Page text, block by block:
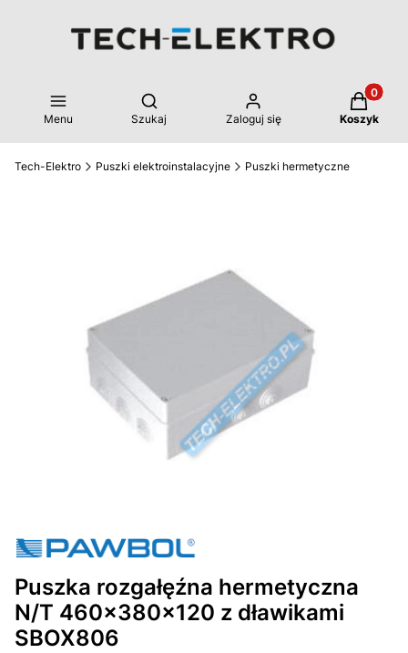
Menu
Otwórz wyszukiwarkę
Szukaj Zaloguj się Koszyk
Tech-Elektro Puszki elektroinstalacyjne Puszki hermetyczne
Puszka rozgałęźna hermetyczna
N/T 460x380x120 z dławikami
SBOX806